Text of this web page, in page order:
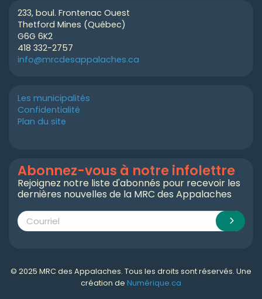
233, boul. Frontenac Ouest
Thetford Mines (Québec)
G6G 6K2
418 332-2757
info@mrcdesappalaches.ca
Les municipalités
Confidentialité
Plan du site
Abonnez-vous à notre infolettre
Rejoignez notre liste d'abonnés pour recevoir les
dernières nouvelles de la MRC des Appalaches
© 2025 MRC des Appalaches. Tous les droits sont réservés. Une
création de Numérique.ca